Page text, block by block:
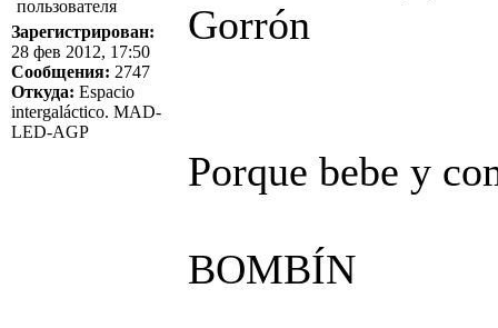
Зарегистрирован:
28 фев 2012, 17:50
Сообщения: 2747
Откуда: Espacio
intergaláctico. MAD-
LED-AGP
Gorrón
Porque bebe y
BOMBÍN